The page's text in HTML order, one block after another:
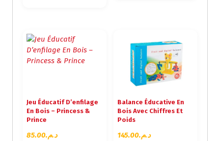
Jeu Éducatif D’enfilage
En Bois – Princess &
Prince
د.م.85.00
Balance Éducative En
Bois Avec Chiffres Et
Poids
د.م.145.00